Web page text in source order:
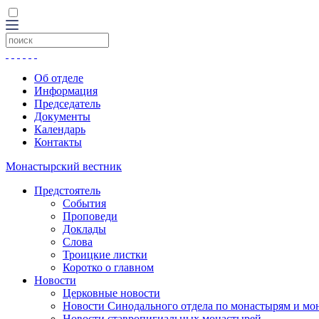
Об отделе
Информация
Председатель
Документы
Календарь
Контакты
Монастырский вестник
Предстоятель
События
Проповеди
Доклады
Слова
Троицкие листки
Коротко о главном
Новости
Церковные новости
Новости Синодального отдела по монастырям и